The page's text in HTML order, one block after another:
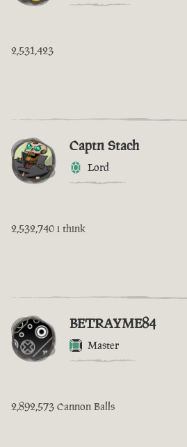
2,531,423
Captn Stach
Lord
2,532,740 i think
BETRAYME84
Master
2,892,573 Cannon Balls